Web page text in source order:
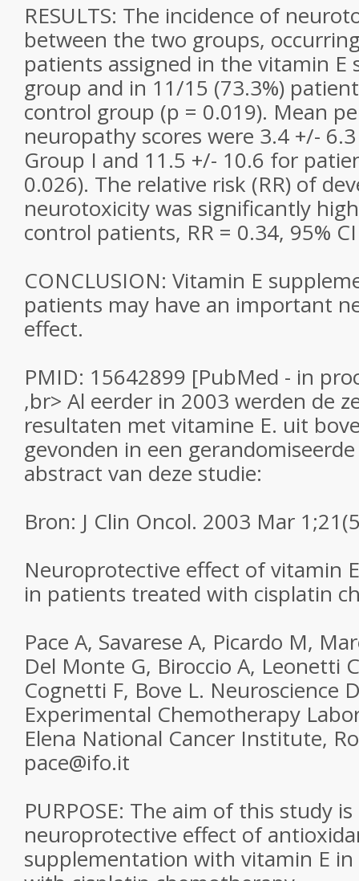
RESULTS: The incidence of
between the two groups,
patients assigned in the vitamin
group and in 11/15 (73.3%)
control group (p = 0.019). Mean
neuropathy scores were 3.4 +/-
Group I and 11.5 +/- 10.6 for
0.026). The relative risk (RR) of
neurotoxicity was significantly
control patients, RR = 0.34, 95%
CONCLUSION: Vitamin E
patients may have an important
effect.
PMID: 15642899 [PubMed - in
,br> Al eerder in 2003 werden de
resultaten met vitamine E. uit
gevonden in een
abstract van deze studie:
Bron: J Clin Oncol. 2003 Mar
Neuroprotective effect of vitamin
in patients treated with cisplatin
Pace A, Savarese A, Picardo M,
Del Monte G, Biroccio A, Leonetti
Cognetti F, Bove L. Neuroscience
Experimental Chemotherapy
Elena National Cancer Institute,
pace@ifo.it
PURPOSE: The aim of this study
neuroprotective effect of
supplementation with vitamin E